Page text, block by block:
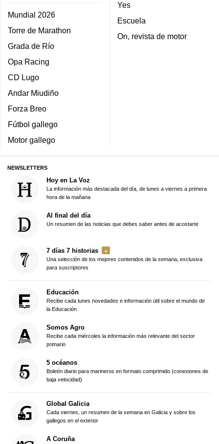
Mundial 2026
Torre de Marathon
Grada de Río
Opa Racing
CD Lugo
Andar Miudiño
Forza Breo
Fútbol gallego
Motor gallego
Yes
Escuela
On, revista de motor
NEWSLETTERS
Hoy en La Voz
La información más destacada del día, de lunes a viernes a primera
hora de la mañana
Al final del día
Un resumen de las noticias que debes saber antes de acostarte
7 días 7 historias
Una selección de los mejores contenidos de la semana, exclusiva
para suscriptores
Educación
Recibe cada lunes novedades e información útil sobre el mundo de
la Educación
Somos Agro
Recibe cada miércoles la información más relevante del sector
primario
5 océanos
Boletín diario para marineros en formato comprimido (conexiones de
baja velocidad)
Global Galicia
Cada viernes, un resumen de la semana en Galicia y sobre los
gallegos en el exterior
A Coruña